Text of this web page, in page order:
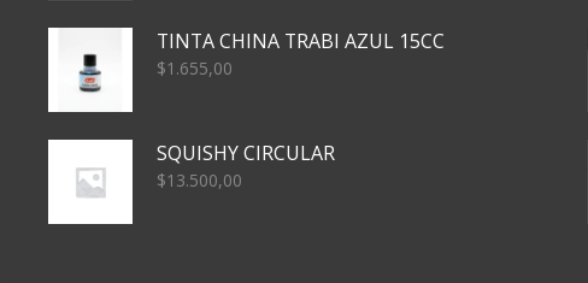
TINTA CHINA TRABI AZUL 15CC
$1.655,00
SQUISHY CIRCULAR
$13.500,00